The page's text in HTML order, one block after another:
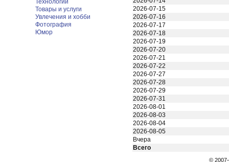
Технологии
Товары и услуги
Увлечения и хобби
Фотография
Юмор
2026-07-15
2026-07-16
2026-07-17
2026-07-18
2026-07-19
2026-07-20
2026-07-21
2026-07-22
2026-07-27
2026-07-28
2026-07-29
2026-07-31
2026-08-01
2026-08-03
2026-08-04
2026-08-05
Вчера
Всего
©